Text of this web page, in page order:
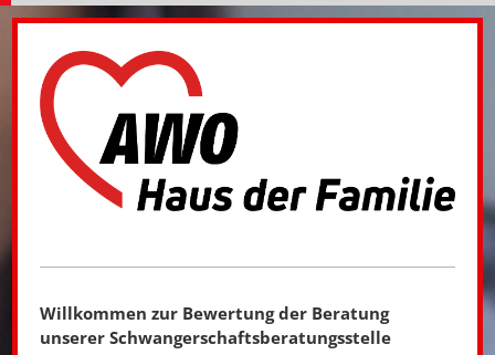
Willkommen zur Bewertung der Beratung
unserer Schwangerschaftsberatungsstelle